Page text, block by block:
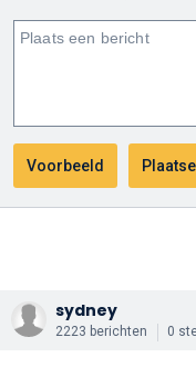
sydney
2223 berichten 0